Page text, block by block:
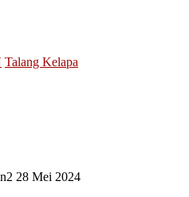
Talang Kelapa
28 Mei 2024